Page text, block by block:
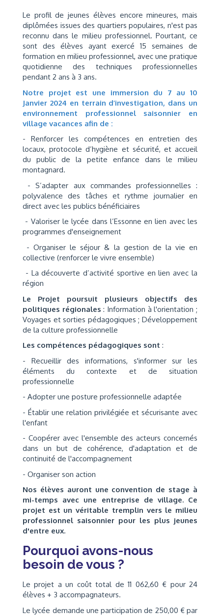
Le profil de jeunes élèves encore mineures, mais
diplômées issues des quartiers populaires, n'est pas
reconnu dans le milieu professionnel. Pourtant, ce
sont des élèves ayant exercé 15 semaines de
formation en milieu professionnel, avec une pratique
quotidienne des techniques professionnelles
pendant 2 ans à 3 ans.
Notre projet est une immersion du 7 au 10
Janvier 2024 en terrain d’investigation, dans un
environnement professionnel saisonnier en
village vacances afin de :
- Renforcer les compétences en entretien des
locaux, protocole d’hygiène et sécurité, et accueil
du public de la petite enfance dans le milieu
montagnard.
- S’adapter aux commandes professionnelles :
polyvalence des tâches et rythme journalier en
direct avec les publics bénéficiaires
- Valoriser le lycée dans l’Essonne en lien avec les
programmes d'enseignement
- Organiser le séjour & la gestion de la vie en
collective (renforcer le vivre ensemble)
- La découverte d’activité sportive en lien avec la
région
Le Projet poursuit plusieurs objectifs des
politiques régionales : Information à l'orientation ;
Voyages et sorties pédagogiques ; Développement
de la culture professionnelle
Les compétences pédagogiques sont :
- Recueillir des informations, s'informer sur les
éléments du contexte et de situation
professionnelle
- Adopter une posture professionnelle adaptée
- Établir une relation privilégiée et sécurisante avec
l'enfant
- Coopérer avec l'ensemble des acteurs concernés
dans un but de cohérence, d'adaptation et de
continuité de l'accompagnement
- Organiser son action
Nos élèves auront une convention de stage à
mi-temps avec une entreprise de village. Ce
projet est un véritable tremplin vers le milieu
professionnel saisonnier pour les plus jeunes
d'entre eux.
Pourquoi avons-nous
besoin de vous ?
Le projet a un coût total de 11 062,60 € pour 24
élèves + 3 accompagnateurs.
Le lycée demande une participation de 250,00 € par